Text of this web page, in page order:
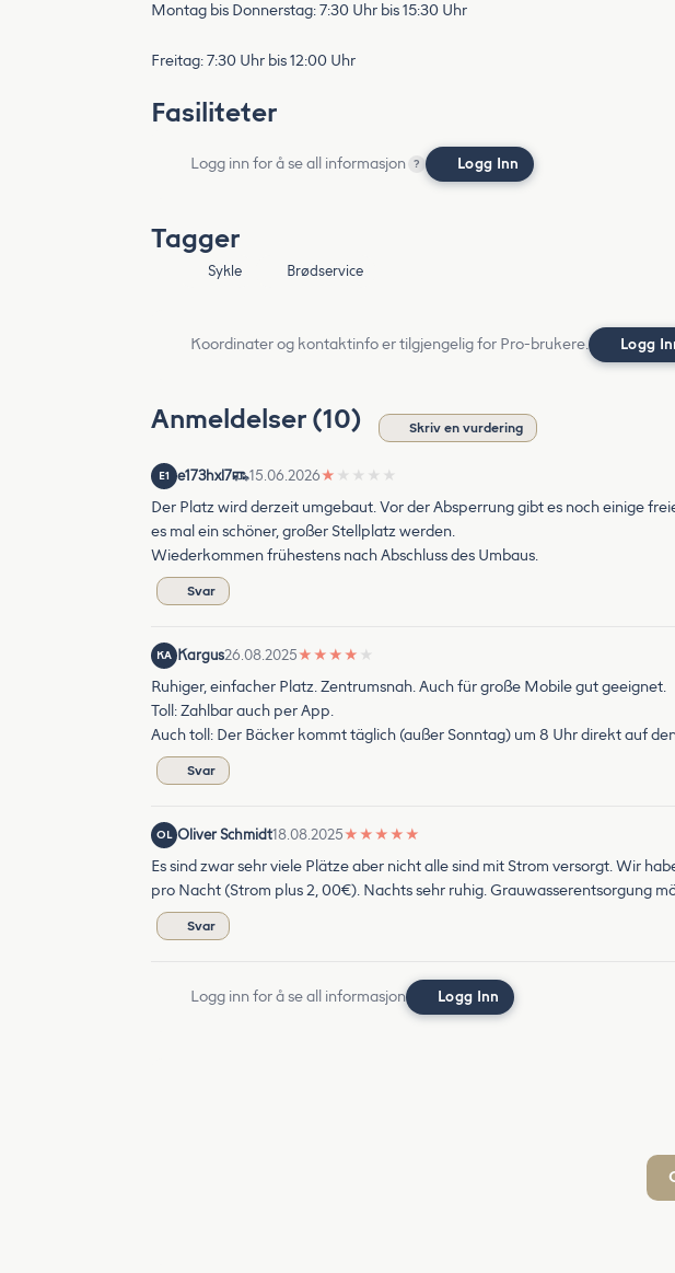
Montag bis Donnerstag: 7:30 Uhr bis 15:30 Uhr
Freitag: 7:30 Uhr bis 12:00 Uhr
Fasiliteter
Logg inn for å se all informasjon ? Logg Inn
Tagger
Sykle Brødservice
Koordinater og kontaktinfo er tilgjengelig for Pro-brukere. Logg
Anmeldelser (10) Skriv en vurdering
E1 e173hxl7 15.06.2026★ ★ ★ ★ ★
Der Platz wird derzeit umgebaut. Vor der Absperrung gibt es noch einige
es mal ein schöner, großer Stellplatz werden.
Wiederkommen frühestens nach Abschluss des Umbaus.
Svar
KA Kargus26.08.2025★ ★ ★ ★ ★
Ruhiger, einfacher Platz. Zentrumsnah. Auch für große Mobile gut geeignet.
Toll: Zahlbar auch per App.
Auch toll: Der Bäcker kommt täglich (außer Sonntag) um 8 Uhr direkt auf
Svar
OL Oliver Schmidt18.08.2025★ ★ ★ ★ ★
Es sind zwar sehr viele Plätze aber nicht alle sind mit Strom versorgt. Wir
pro Nacht (Strom plus 2, 00€). Nachts sehr ruhig. Grauwasserentsorgung
Svar
Logg inn for å se all informasjon Logg Inn